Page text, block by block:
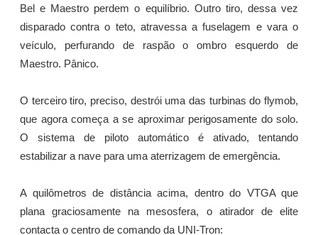
Bel e Maestro perdem o equilíbrio. Outro tiro, dessa vez
disparado contra o teto, atravessa a fuselagem e vara o
veículo, perfurando de raspão o ombro esquerdo de
Maestro. Pânico.
O terceiro tiro, preciso, destrói uma das turbinas do flymob,
que agora começa a se aproximar perigosamente do solo.
O sistema de piloto automático é ativado, tentando
estabilizar a nave para uma aterrizagem de emergência.
A quilômetros de distância acima, dentro do VTGA que
plana graciosamente na mesosfera, o atirador de elite
contacta o centro de comando da UNI-Tron: